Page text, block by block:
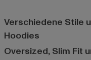
Verschiedene Stile
Hoodies
Oversized, Slim Fit